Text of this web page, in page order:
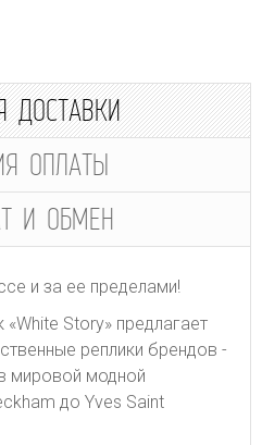
ДОСТАВКИ
ОПЛАТЫ
И ОБМЕН
и за ее пределами!
Story» предлагает
реплики брендов -
мировой модной
до Yves Saint